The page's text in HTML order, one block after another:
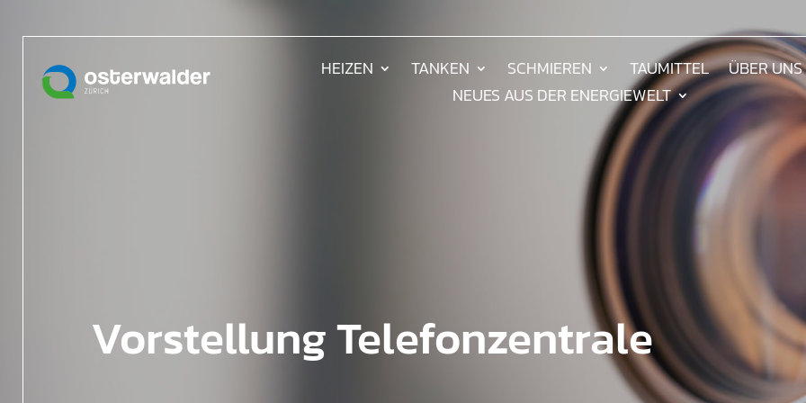
HEIZEN TANKEN SCHMIEREN TAUMITTEL
ÜBER UNS
NEUES AUS DER ENERGIEWELT
Vorstellung Telefonzentrale